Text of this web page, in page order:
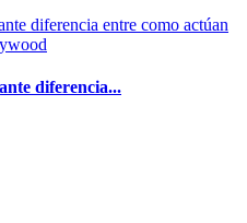
diferencia...